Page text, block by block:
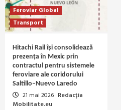
Feroviar Global
Transport
Hitachi Rail își consolidează
prezența în Mexic prin
contractul pentru sistemele
feroviare ale coridorului
Saltillo–Nuevo Laredo
21 mai 2026 Redacția
Mobilitate.eu